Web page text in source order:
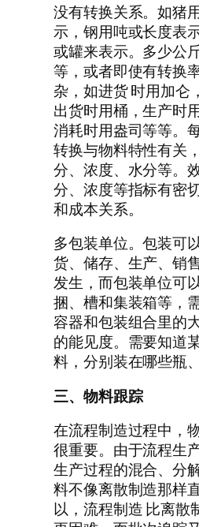
没有转换关系。如猪
示，钢用吨或长度表
或罐来表示。多少公
等，或者即使有转换
杂，如进货 时用加仑
出货时用桶，生产时
消耗时用盎司等等。
转换与物料特性有关
分、浓度、水分等。
分、浓度等指标有密
和成本关系。
多包装单位。包装可
货、储存、生产、销
发生，而包装单位可
捆、槽和集装箱等，
容器和包装组合里的
的能见度。需要知道
料，分别装在哪些瓶
三、物料跟踪
在流程制造过程中，
很重要。由于流程生
生产过程的混合、分
料不像离散制造那样
以，流程制造 比离散